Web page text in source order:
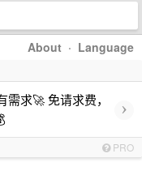
About · Language
求🚀 免请求费，
›
PRO